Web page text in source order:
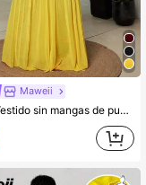
Maweii
Maweii Vestido sin mangas de punto elástico de verano con cuello de halter, cintura con lazo, fruncido y parches de malla, para uso en fiestas, elegante y refinado